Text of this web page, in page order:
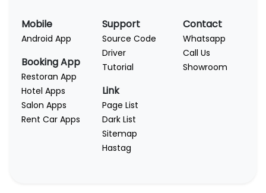
Mobile
Android App
Booking App
Restoran App
Hotel Apps
Salon Apps
Rent Car Apps
Support
Source Code
Driver
Tutorial
Link
Page List
Dark List
Sitemap
Hastag
Contact
Whatsapp
Call Us
Showroom